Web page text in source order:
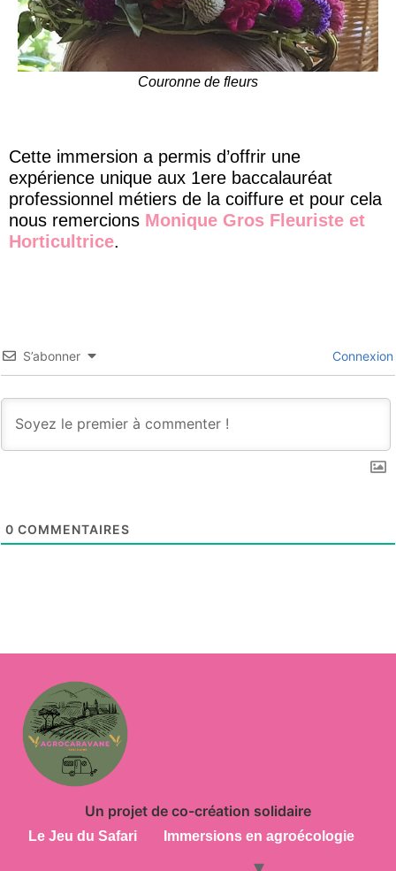
Couronne de fleurs
Cette immersion a permis d’offrir une
expérience unique aux 1ere baccalauréat
professionnel métiers de la coiffure et pour cela
nous remercions Monique Gros Fleuriste et
Horticultrice.
S’abonner Connexion
0 COMMENTAIRES
Un projet de co-création solidaire
Le Jeu du Safari Immersions en agroécologie